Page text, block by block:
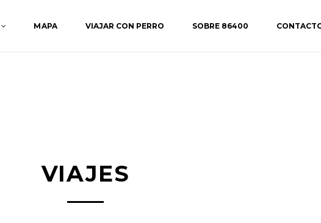
MAPA VIAJAR CON PERRO SOBRE 86400
VIAJES